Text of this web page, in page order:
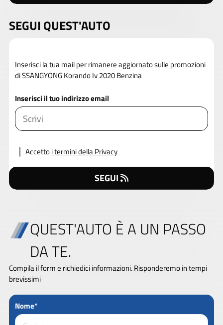
SEGUI QUEST'AUTO
Inserisci la tua mail per rimanere aggiornato sulle promozioni
di SSANGYONG Korando Iv 2020 Benzina
Inserisci il tuo indirizzo email
Accettoi termini della Privacy
SEGUI
QUEST'AUTO È A UN PASSO
DA TE.
Compila il form e richiedici informazioni. Risponderemo in tempi
brevissimi
Nome*